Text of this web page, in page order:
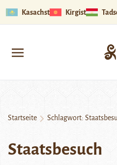
Kasachstan Kirgistan
Startseite Schlagwort:
Staatsbesuch